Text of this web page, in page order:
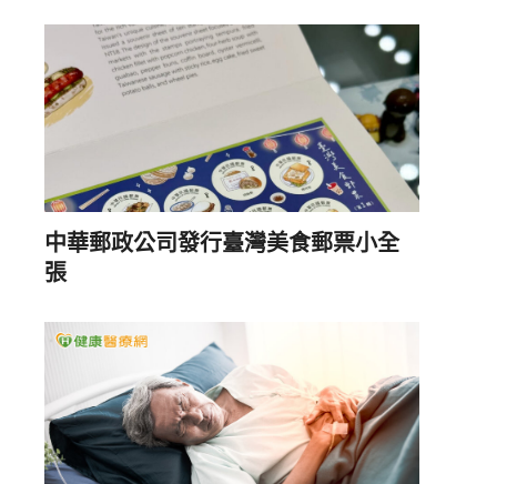
中華郵政公司發行臺灣美食郵票小全
張